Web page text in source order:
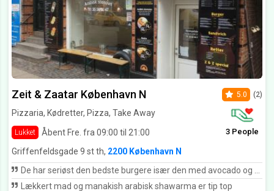
Zeit & Zaatar København N
Pizzaria, Kødretter, Pizza, Take Away
Lukket Åbent Fre. fra 09:00 til 21:00
5.0 (2)
3 People
Griffenfeldsgade 9 st th, 2200 København N
De har seriøst den bedste burgere især den med avocado og den bedste arabisk sharwarma menu
Lækkert mad og manakish arabisk shawarma er tip top